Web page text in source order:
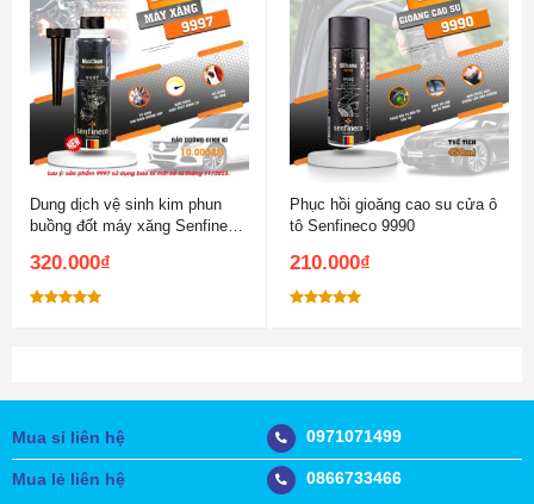
Dung dịch vệ sinh kim phun
buồng đốt máy xăng Senfineco
320.000₫
Phục hồi gioăng cao su cửa ô
tô Senfineco 9990
210.000₫
Mua sỉ liên hệ 0971071499
Mua lẻ liên hệ 0866733466